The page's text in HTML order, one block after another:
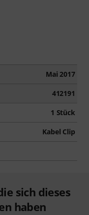
Mai 2017
412191
1 Stück
Kabel Clip
sich dieses
haben